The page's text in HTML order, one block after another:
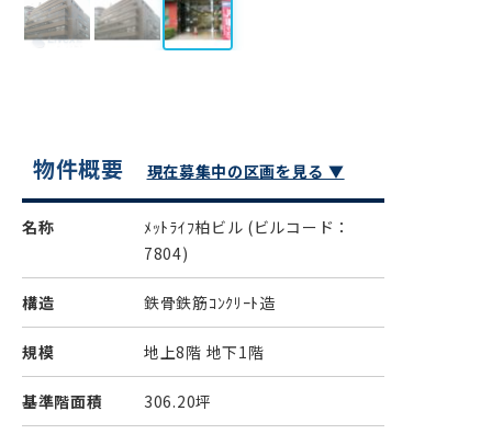
物件概要 現在募集中の区画を見る ▼
名称 ﾒｯﾄﾗｲﾌ柏ビル (ビルコード：
7804)
構造 鉄骨鉄筋ｺﾝｸﾘｰﾄ造
規模 地上8階 地下1階
基準階面積 306.20坪